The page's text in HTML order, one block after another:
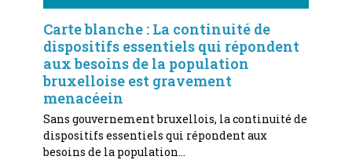
Carte blanche : La continuité de
dispositifs essentiels qui répondent
aux besoins de la population
bruxelloise est gravement
menacéein
Sans gouvernement bruxellois, la continuité de
dispositifs essentiels qui répondent aux
besoins de la population…